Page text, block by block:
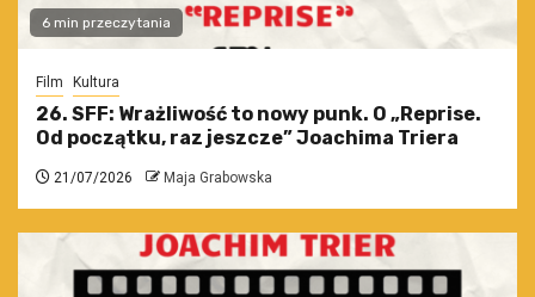
6 min przeczytania
Film Kultura
26. SFF: Wrażliwość to nowy punk. O „Reprise.
Od początku, raz jeszcze” Joachima Triera
21/07/2026 Maja Grabowska